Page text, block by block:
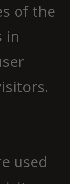
of the
in
used